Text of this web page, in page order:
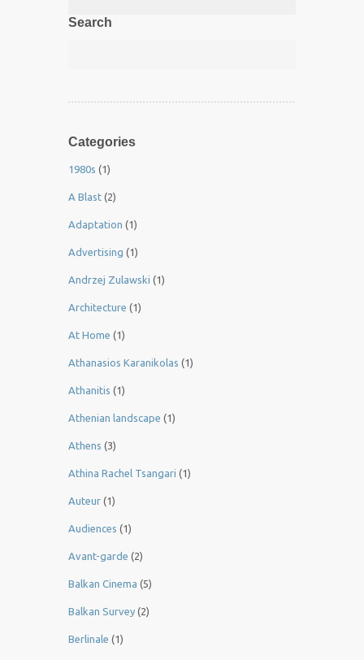
Search
Categories
1980s (1)
A Blast (2)
Adaptation (1)
Advertising (1)
Andrzej Zulawski (1)
Architecture (1)
At Home (1)
Athanasios Karanikolas (1)
Athanitis (1)
Athenian landscape (1)
Athens (3)
Athina Rachel Tsangari (1)
Auteur (1)
Audiences (1)
Avant-garde (2)
Balkan Cinema (5)
Balkan Survey (2)
Berlinale (1)